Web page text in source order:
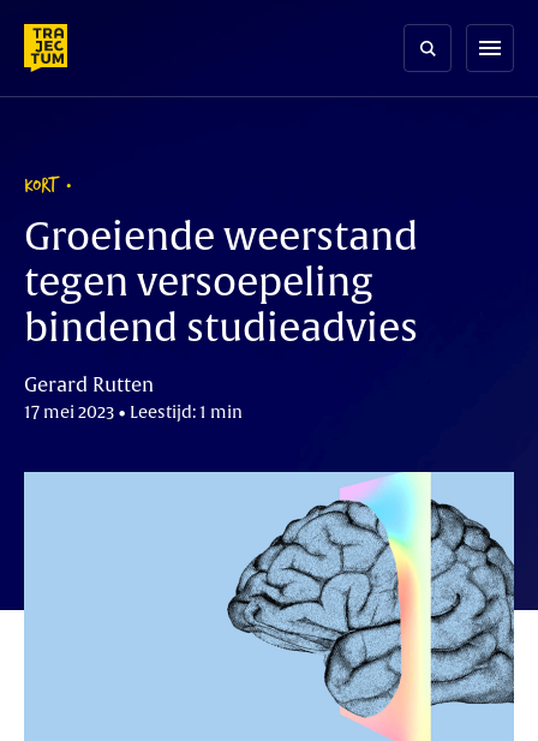
content
menu
KORT
Groeiende weerstand
tegen versoepeling
bindend studieadvies
Gerard Rutten
17 mei 2023 • Leestijd: 1 min